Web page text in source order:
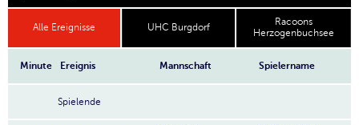
Alle Ereignisse UHC Burgdorf
Racoons
Herzogenbuchsee
Minute Ereignis Mannschaft Spielername
Spielende